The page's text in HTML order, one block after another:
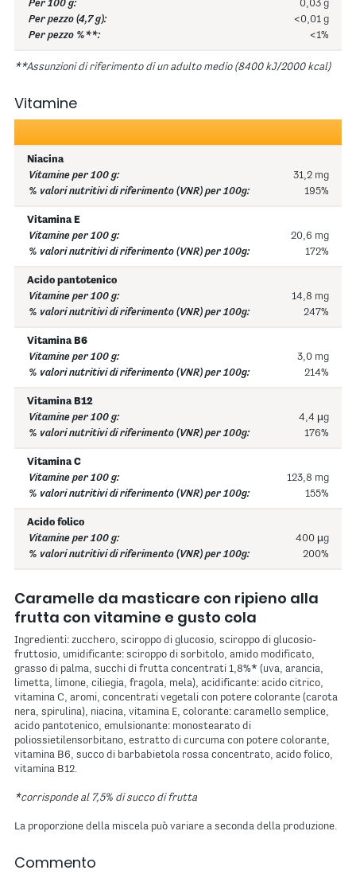
0,03 g
<0,01 g
<1%
**Assunzioni di riferimento di un adulto medio (8400 kJ/2000 kcal)
Vitamine
Niacina
31,2 mg
195%
Vitamina E
20,6 mg
172%
Acido pantotenico
14,8 mg
247%
Vitamina B6
3,0 mg
214%
Vitamina B12
4,4 µg
176%
Vitamina C
123,8 mg
155%
Acido folico
400 µg
200%
Caramelle da masticare con ripieno alla
frutta con vitamine e gusto cola
Ingredienti: zucchero, sciroppo di glucosio, sciroppo di glucosio-
fruttosio, umidificante: sciroppo di sorbitolo, amido modificato,
grasso di palma, succhi di frutta concentrati 1,8%* (uva, arancia,
limetta, limone, ciliegia, fragola, mela), acidificante: acido citrico,
vitamina C, aromi, concentrati vegetali con potere colorante (carota
nera, spirulina), niacina, vitamina E, colorante: caramello semplice,
acido pantotenico, emulsionante: monostearato di
poliossietilensorbitano, estratto di curcuma con potere colorante,
vitamina B6, succo di barbabietola rossa concentrato, acido folico,
vitamina B12.
*corrisponde al 7,5% di succo di frutta
La proporzione della miscela può variare a seconda della produzione.
Commento